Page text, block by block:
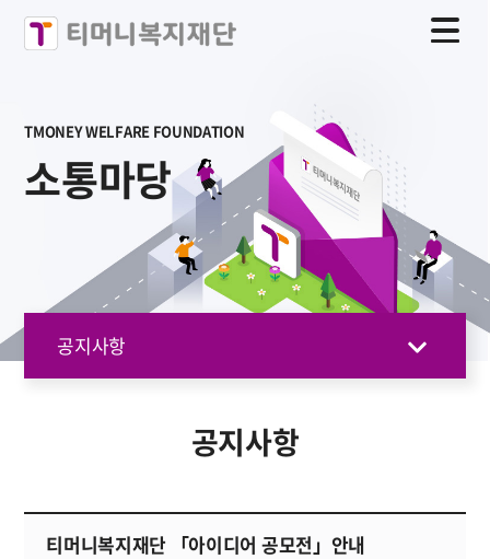
TMONEY WELFARE FOUNDATION
소통마당
공지사항
공지사항
티머니복지재단 「아이디어 공모전」안내